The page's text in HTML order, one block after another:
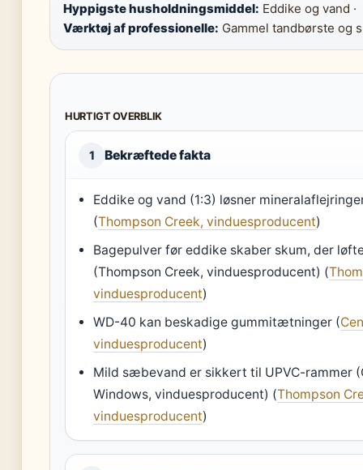
Hyppigste husholdningsmiddel: Eddike og vand ·
Værktøj af professionelle: Gammel tandbørste og
HURTIGT OVERBLIK
1 Bekræftede fakta
Eddike og vand (1:3) løsner
(Thompson Creek, vinduesproducent)
Bagepulver før eddike skaber skum, der
(Thompson Creek, vinduesproducent) (
vinduesproducent)
WD-40 kan beskadige gummitætninger (
vinduesproducent)
Mild sæbevand er sikkert til UPVC-rammer
Windows, vinduesproducent) (Thompson
vinduesproducent)